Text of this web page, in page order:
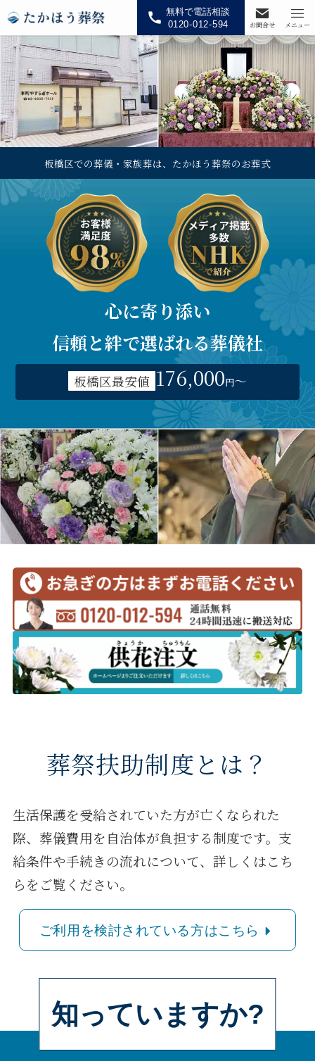
無料で電話相談
0120-012-594 お問合せ メニュー
板橋区での葬儀・家族葬は、たかほう葬祭のお葬式
心に寄り添い
信頼と絆で選ばれる葬儀社
板橋区最安値 176,000円〜
葬祭扶助制度とは？
生活保護を受給されていた方が亡くなられた
際、葬儀費用を自治体が負担する制度です。支
給条件や手続きの流れについて、詳しくはこち
らをご覧ください。
ご利用を検討されている方はこちら
知っていますか?